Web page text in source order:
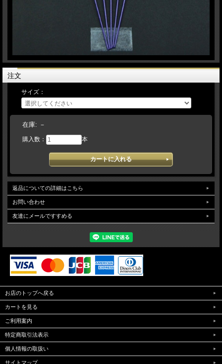
注文
サイズ：
在庫: －
購入数： 本
返品についての詳細はこちら
お問い合わせ
友達にメールですすめる
お店のトップへ戻る
カートを見る
ご利用案内
特定商取引法表示
個人情報の取扱い
サイトマップ